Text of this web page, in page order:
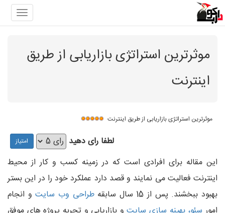
موثرترین استراتژی بازاریابی از طریق
اینترنت
موثرترین استراتژی بازاریابی از طریق اینترنت
لطفا رای دهید
این مقاله برای افرادی است که در زمینه کسب و کار از محیط
اینترنت فعالیت می نمایند و قصد دارد عملکرد خود را در این بستر
بهبود ببخشند. پس از 15 سال سابقه
طراحی وب سایتو انجام